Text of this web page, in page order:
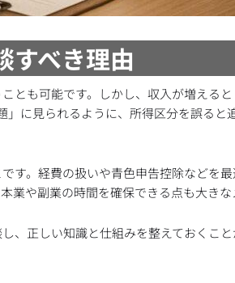
すべき理由
も可能です。しかし、収入が増えると
に見られるように、所得区分を誤ると
す。経費の扱いや青色申告控除などを
や副業の時間を確保できる点も大きな
、正しい知識と仕組みを整えておくこ